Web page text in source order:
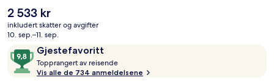
treningssenter. Mange skryter av bassenget og den vennlige
betjeningen.
Den
nåværende
prisen
2 533 kr
2 533 kr
inkludert skatter og avgifter
10. sep.–11. sep.
AnmeldelserGjestefavoritt
9,8
av
10,
Topprangert av reisende
o
Vis alle de 734 anmeldelsene